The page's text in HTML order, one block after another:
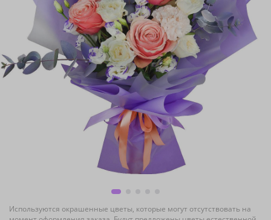
Используются окрашенные цветы, которые могут отсутствовать на